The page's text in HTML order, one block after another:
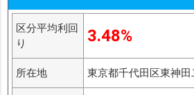
区分平均利回
り
3.48%
所在地 東京都千代田区東神田